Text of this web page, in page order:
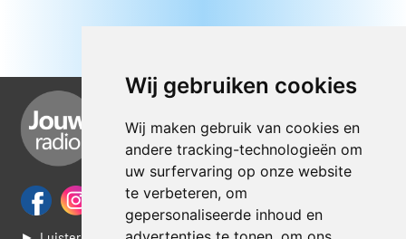
Wij gebruiken cookies
Wij maken gebruik van cookies en
andere tracking-technologieën om
uw surfervaring op onze website
te verbeteren, om
gepersonaliseerde inhoud en